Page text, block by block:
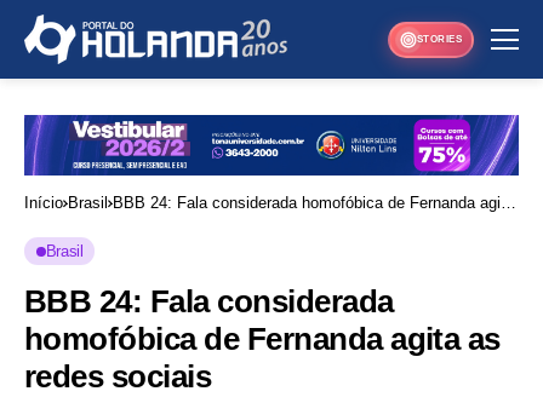
STORIES
Início Brasil
BBB 24: Fala considerada homofóbica de Fernanda agita
Brasil
BBB 24: Fala considerada
homofóbica de Fernanda agita as
redes sociais